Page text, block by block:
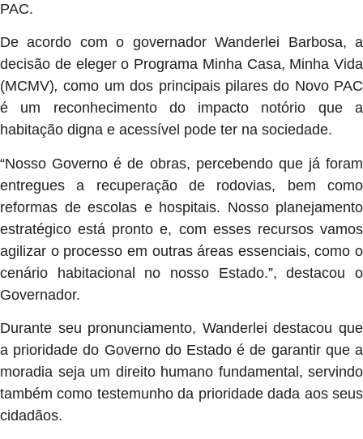
PAC.
De acordo com o governador Wanderlei Barbosa, a
decisão de eleger o Programa Minha Casa, Minha Vida
(MCMV), como um dos principais pilares do Novo PAC
é um reconhecimento do impacto notório que a
habitação digna e acessível pode ter na sociedade.
“Nosso Governo é de obras, percebendo que já foram
entregues a recuperação de rodovias, bem como
reformas de escolas e hospitais. Nosso planejamento
estratégico está pronto e, com esses recursos vamos
agilizar o processo em outras áreas essenciais, como o
cenário habitacional no nosso Estado.”, destacou o
Governador.
Durante seu pronunciamento, Wanderlei destacou que
a prioridade do Governo do Estado é de garantir que a
moradia seja um direito humano fundamental, servindo
também como testemunho da prioridade dada aos seus
cidadãos.